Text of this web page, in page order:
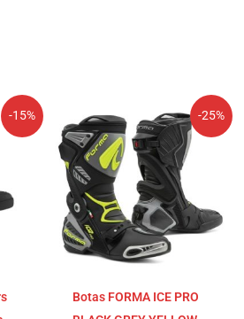
-15% -25%
Botas FORMA ICE PRO
precio
original
era:
309,90€.
El
precio
actual
es:
232,43€.